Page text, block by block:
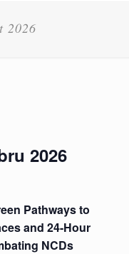
2026
2026
Pathways to
and 24-Hour
NCDs